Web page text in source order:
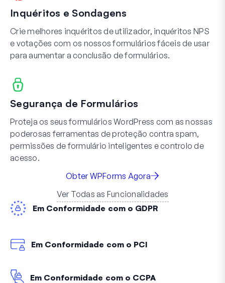
Inquéritos e Sondagens
Crie melhores inquéritos de utilizador, inquéritos NPS
e votações com os nossos formulários fáceis de usar
para aumentar a conclusão de formulários.
Segurança de Formulários
Proteja os seus formulários WordPress com as nossas
poderosas ferramentas de proteção contra spam,
permissões de formulário inteligentes e controlo de
acesso.
Obter WPForms Agora
Ver Todas as Funcionalidades
Em Conformidade com o GDPR
Em Conformidade com o PCI
Em Conformidade com o CCPA